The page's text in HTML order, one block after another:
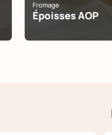
Fromage
Époisses AOP